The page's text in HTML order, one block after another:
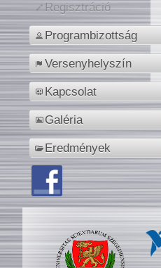
Regisztráció
Programbizottság
Versenyhelyszín
Kapcsolat
Galéria
Eredmények